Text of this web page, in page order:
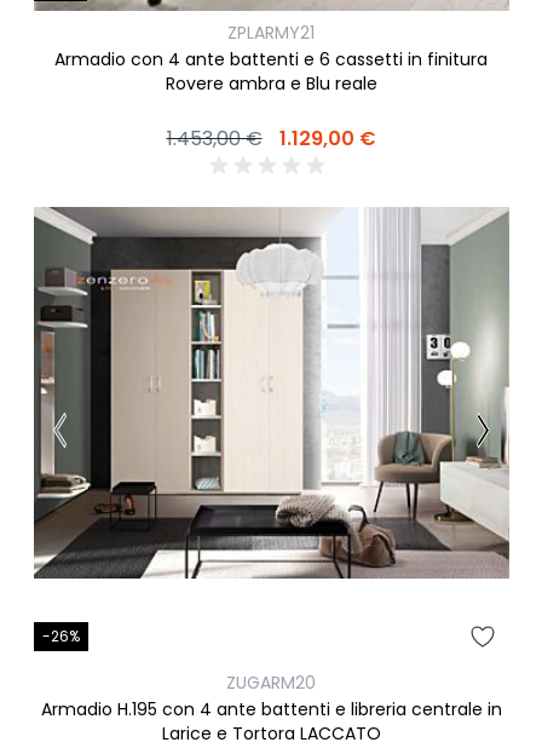
ZPLARMY21
Armadio con 4 ante battenti e 6 cassetti in finitura
Rovere ambra e Blu reale
1.453,00 € 1.129,00 €
-26%
ZUGARM20
Armadio H.195 con 4 ante battenti e libreria centrale in
Larice e Tortora LACCATO